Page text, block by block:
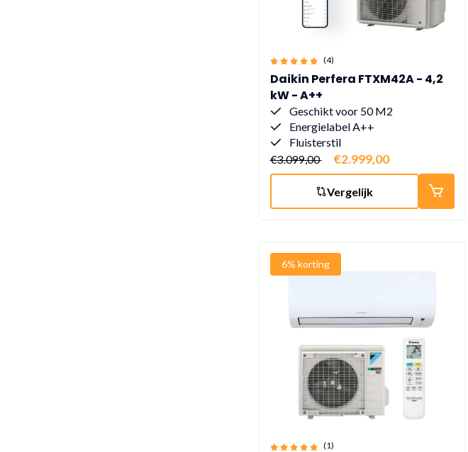
(4)
Daikin Perfera FTXM42A - 4,2
kW - A++
Geschikt voor 50 M2
Energielabel A++
Fluisterstil
€3.099,00
€2.999,00
Vergelijk
6% korting
(1)